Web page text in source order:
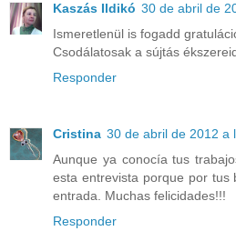
Kaszás Ildikó 30 de abril de
Ismeretlenül is fogadd
Csodálatosak a sújtás
Responder
Cristina 30 de abril de 2012 a
Aunque ya conocía tus
esta entrevista porque por tus
entrada. Muchas felicidades!!!
Responder